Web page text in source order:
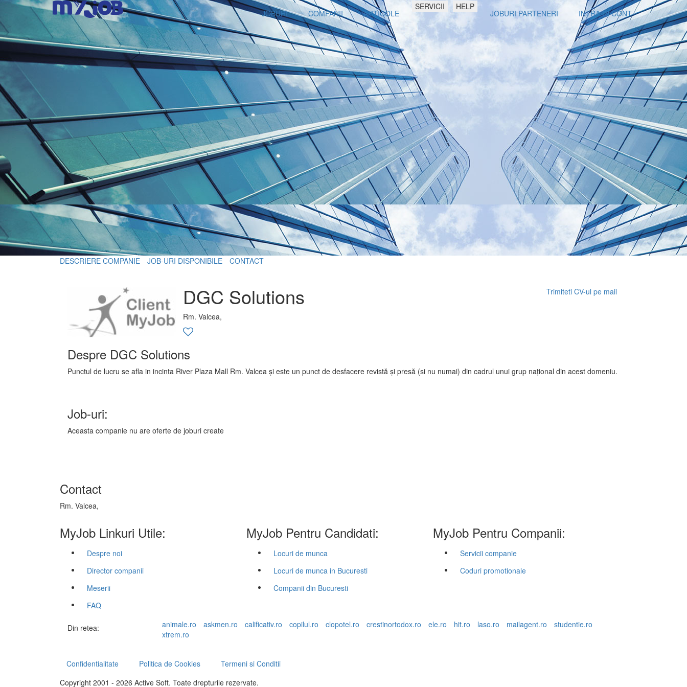
JOBURI COMPANII ARTICOLE
SERVICII HELP
JOBURI PARTENERI INTRA IN CONT
DESCRIERE COMPANIE JOB-URI DISPONIBILE CONTACT
DGC Solutions
Rm. Valcea,
Trimiteti CV-ul pe mail
Despre DGC Solutions
Punctul de lucru se afla in incinta River Plaza Mall Rm. Valcea și este un punct de desfacere revistă și presă (si nu numai) din cadrul unui grup național din acest domeniu.
Job-uri:
Aceasta companie nu are oferte de joburi create
Contact
Rm. Valcea,
MyJob Linkuri Utile:
Despre noi
Director companii
Meserii
FAQ
MyJob Pentru Candidati:
Locuri de munca
Locuri de munca in Bucuresti
Companii din Bucuresti
MyJob Pentru Companii:
Servicii companie
Coduri promotionale
Din retea: animale.ro askmen.ro calificativ.ro copilul.ro clopotel.ro crestinortodox.ro ele.ro hit.ro laso.ro mailagent.ro
studentie.ro
xtrem.ro
Confidentialitate Politica de Cookies
Termeni si Conditii
Copyright 2001 - 2026 Active Soft. Toate drepturile rezervate.